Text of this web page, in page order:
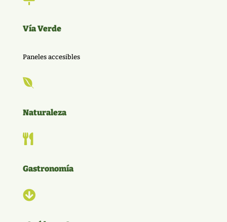
Vía Verde
Paneles accesibles

Naturaleza

Gastronomía
